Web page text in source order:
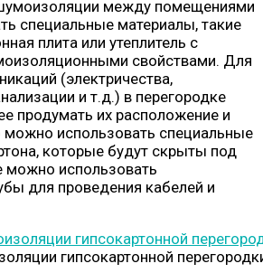
между помещениями
специальные материалы, такие
плита или утеплитель с
свойствами. Для
(электричества,
и т.д.) в перегородке
продумать их расположение и
можно использовать специальные
которые будут скрыты под
можно использовать
для проведения кабелей и
гипсокартонной